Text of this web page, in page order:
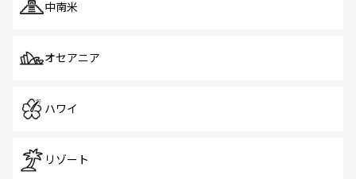
中南米
オセアニア
ハワイ
リゾート